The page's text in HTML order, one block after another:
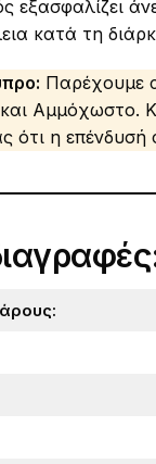
εξασφαλίζει
κατά τη
Παρέχουμε
Αμμόχωστο.
ότι η